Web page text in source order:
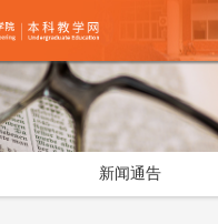
新闻通告